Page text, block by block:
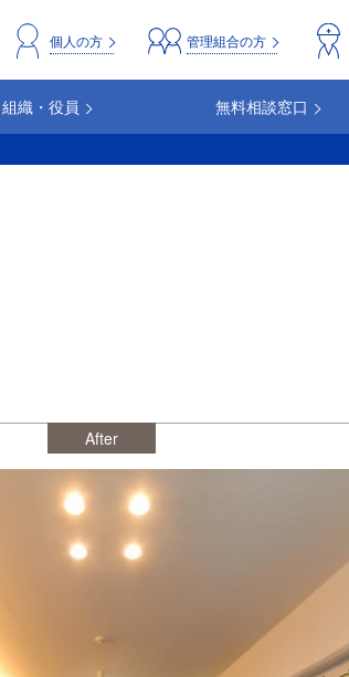
header_repco管理組合の方
個人の方
組織・役員 無料相談窓口
After